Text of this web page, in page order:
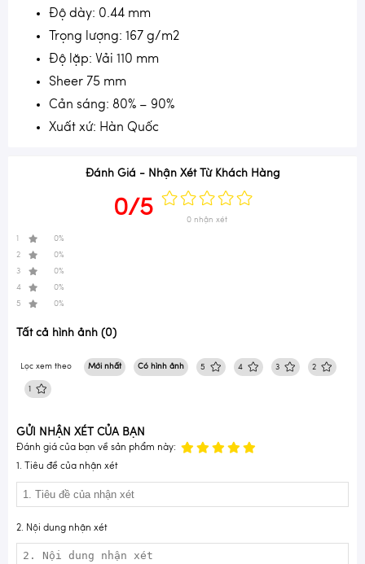
Độ dày: 0.44 mm
Trọng lượng: 167 g/m2
Độ lặp: Vải 110 mm
Sheer 75 mm
Cản sáng: 80% – 90%
Xuất xứ: Hàn Quốc
Đánh Giá - Nhận Xét Từ Khách Hàng
0/5 0 nhận xét
0%
2
0%
3
0%
4
0%
5
0%
Tất cả hình ảnh (0)
Lọc xem theo Mới nhất Có hình ảnh 5 4 3 2
1
GỬI NHẬN XÉT CỦA BẠN
Đánh giá của bạn về sản phẩm này:
1. Tiêu đề của nhận xét
2. Nội dung nhận xét